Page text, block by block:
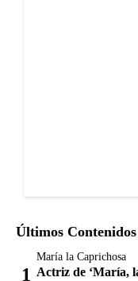
Últimos Contenidos
María la Caprichosa
Actriz de ‘María,